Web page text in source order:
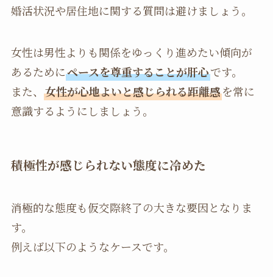
婚活状況や居住地に関する質問は避けましょう。
女性は男性よりも関係をゆっくり進めたい傾向が
あるためにペースを尊重することが肝心です。
また、 女性が心地よいと感じられる距離感を常に
意識するようにしましょう。
積極性が感じられない態度に冷めた
消極的な態度も仮交際終了の大きな要因となりま
す。
例えば以下のようなケースです。